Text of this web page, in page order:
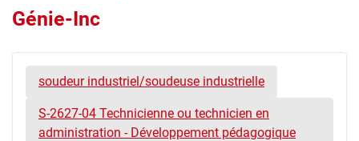
Génie-Inc
soudeur industriel/soudeuse industrielle
S-2627-04 Technicienne ou technicien en
administration - Développement pédagogique